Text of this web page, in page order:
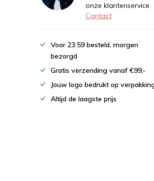
onze klantenservice
Contact
Voor 23:59 besteld, morgen
bezorgd
Gratis verzending vanaf €99,-
Jouw logo bedrukt op
Altijd de laagste prijs